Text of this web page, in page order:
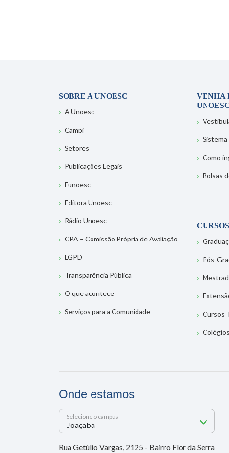
SOBRE A UNOESC
A Unoesc
Campi
Setores
Publicações Legais
Funoesc
Editora Unoesc
Rádio Unoesc
CPA – Comissão Própria de Avaliação
LGPD
Transparência Pública
O que acontece
Serviços para a Comunidade
VENHA
UNOESC
Sistema
Como
Bolsas
CURSOS
Pós-
Cursos
Colégios
Onde estamos
Selecione o campus
Rua Getúlio Vargas, 2125 - Bairro Flor da Serra